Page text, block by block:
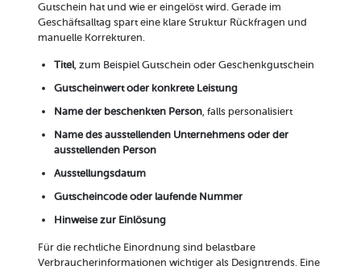
Gutschein hat und wie er eingelöst wird. Gerade im
Geschäftsalltag spart eine klare Struktur Rückfragen und
manuelle Korrekturen.
Titel, zum Beispiel Gutschein oder Geschenkgutschein
Gutscheinwert oder konkrete Leistung
Name der beschenkten Person, falls personalisiert
Name des ausstellenden Unternehmens oder der
ausstellenden Person
Ausstellungsdatum
Gutscheincode oder laufende Nummer
Hinweise zur Einlösung
Für die rechtliche Einordnung sind belastbare
Verbraucherinformationen wichtiger als Designtrends. Eine